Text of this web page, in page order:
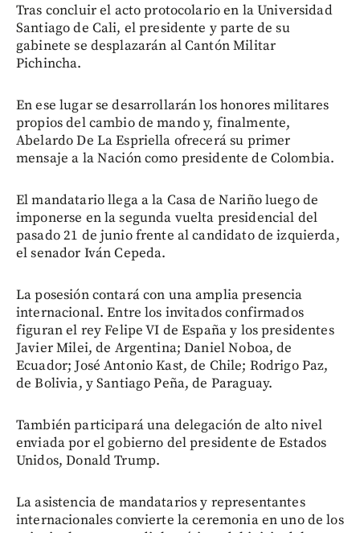
Tras concluir el acto protocolario en la Universidad
Santiago de Cali, el presidente y parte de su
gabinete se desplazarán al Cantón Militar
Pichincha.
En ese lugar se desarrollarán los honores militares
propios del cambio de mando y, finalmente,
Abelardo De La Espriella ofrecerá su primer
mensaje a la Nación como presidente de Colombia.
El mandatario llega a la Casa de Nariño luego de
imponerse en la segunda vuelta presidencial del
pasado 21 de junio frente al candidato de izquierda,
el senador Iván Cepeda.
La posesión contará con una amplia presencia
internacional. Entre los invitados confirmados
figuran el rey Felipe VI de España y los presidentes
Javier Milei, de Argentina; Daniel Noboa, de
Ecuador; José Antonio Kast, de Chile; Rodrigo Paz,
de Bolivia, y Santiago Peña, de Paraguay.
También participará una delegación de alto nivel
enviada por el gobierno del presidente de Estados
Unidos, Donald Trump.
La asistencia de mandatarios y representantes
internacionales convierte la ceremonia en uno de los